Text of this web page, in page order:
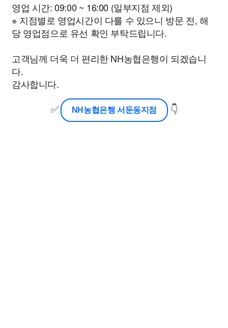
영업 시간: 09:00 ~ 16:00 (일부지점 제외)
※ 지점별로 영업시간이 다를 수 있으니 방문 전, 해
당 영업점으로 유선 확인 부탁드립니다.
고객님께 더욱 더 편리한 NH농협은행이 되겠습니
다.
감사합니다.
✅
NH농협은행 서둔동지점 👇